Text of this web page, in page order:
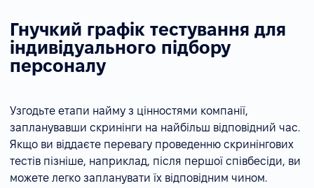
Гнучкий графік тестування для
індивідуального підбору
персоналу
Узгодьте етапи найму з цінностями компанії,
запланувавши скринінги на найбільш відповідний час.
Якщо ви віддаєте перевагу проведенню скринінгових
тестів пізніше, наприклад, після першої співбесіди, ви
можете легко запланувати їх відповідним чином.